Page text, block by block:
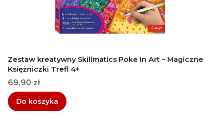
Zestaw kreatywny Skillmatics Poke In Art – Magiczne
Księżniczki Trefl 4+
Cena
69,90 zł
Do koszyka